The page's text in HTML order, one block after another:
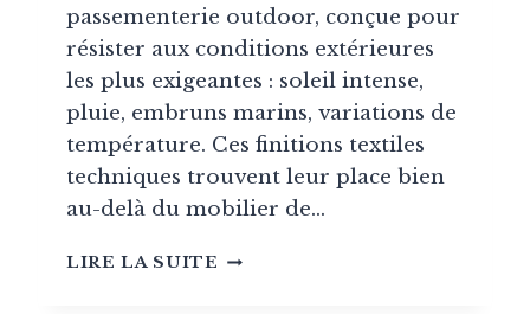
passementerie outdoor, conçue pour
résister aux conditions extérieures
les plus exigeantes : soleil intense,
pluie, embruns marins, variations de
température. Ces finitions textiles
techniques trouvent leur place bien
au-delà du mobilier de…
LIRE LA SUITE LA